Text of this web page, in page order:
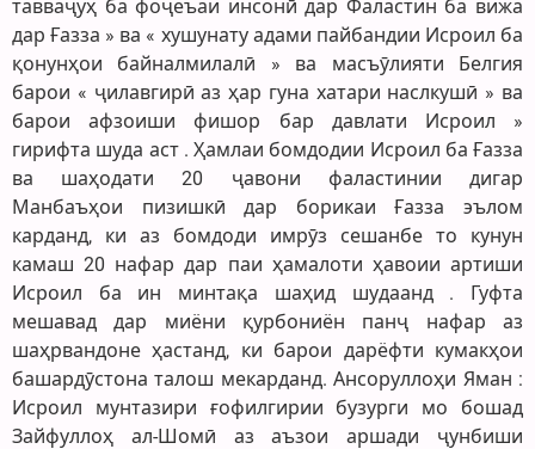
тавваҷуҳ ба фоҷеъаи инсонӣ дар Фаластин ба вижа
дар Ғазза » ва « хушунату адами пайбандии Исроил ба
қонунҳои байналмилалӣ » ва масъӯлияти Белгия
барои « ҷилавгирӣ аз ҳар гуна хатари наслкушӣ » ва
барои афзоиши фишор бар давлати Исроил »
гирифта шуда аст . Ҳамлаи бомдодии Исроил ба Ғазза
ва шаҳодати 20 ҷавони фаластинии дигар
Манбаъҳои пизишкӣ дар борикаи Ғазза эълом
карданд, ки аз бомдоди имрӯз сешанбе то кунун
камаш 20 нафар дар паи ҳамалоти ҳавоии артиши
Исроил ба ин минтақа шаҳид шудаанд . Гуфта
мешавад дар миёни қурбониён панҷ нафар аз
шаҳрвандоне ҳастанд, ки барои дарёфти кумакҳои
башардӯстона талош мекарданд. Ансоруллоҳи Яман :
Исроил мунтазири ғофилгирии бузурги мо бошад
Зайфуллоҳ ал-Шомӣ аз аъзои аршади ҷунбиши